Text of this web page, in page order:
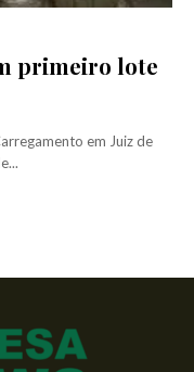
primeiro lote
em Juiz de